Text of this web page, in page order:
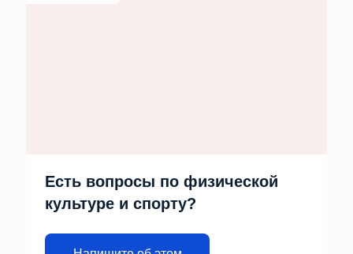
Есть вопросы по физической
культуре и спорту?